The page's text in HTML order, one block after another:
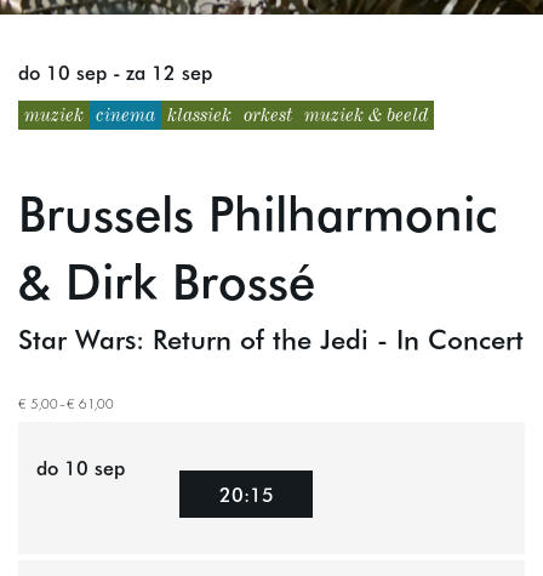
muziek cinema klassiek orkest muziek & beeld
Brussels Philharmonic
& Dirk Brossé
Star Wars: Return of the Jedi - In Concert
do 10 sep - za 12 sep
€ 5,00–€ 61,00
do 10 sep
20:15